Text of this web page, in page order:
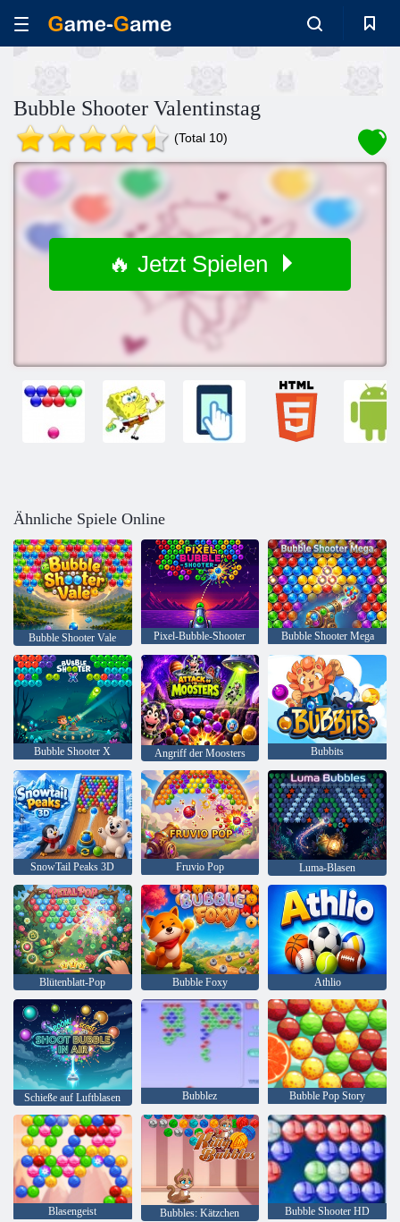
Bubble Shooter Valentinstag
(Total 10)
🔥 Jetzt Spielen
Ähnliche Spiele Online
Bubble Shooter Vale Pixel-Bubble-Shooter Bubble Shooter Mega
Bubble Shooter X Angriff der Moosters Bubbits
SnowTail Peaks 3D Fruvio Pop Luma-Blasen
Blütenblatt-Pop Bubble Foxy Athlio
Schieße auf Luftblasen Bubblez Bubble Pop Story
Blasengeist Bubbles: Kätzchen Bubble Shooter HD